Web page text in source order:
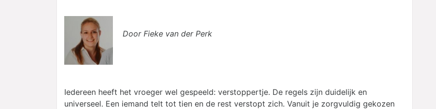
Door Fieke van der Perk
Iedereen heeft het vroeger wel gespeeld: verstoppertje. De regels zijn duidelijk en
universeel. Een iemand telt tot tien en de rest verstopt zich. Vanuit je zorgvuldig gekozen